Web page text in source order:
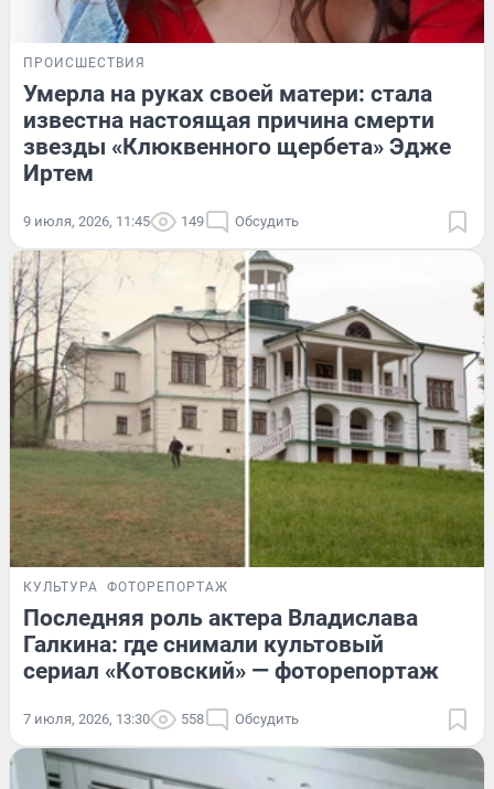
ПРОИСШЕСТВИЯ
Умерла на руках своей матери: стала
известна настоящая причина смерти
звезды «Клюквенного щербета» Эдже
Иртем
9 июля, 2026, 11:45 149 Обсудить
КУЛЬТУРА ФОТОРЕПОРТАЖ
Последняя роль актера Владислава
Галкина: где снимали культовый
сериал «Котовский» — фоторепортаж
7 июля, 2026, 13:30 558 Обсудить